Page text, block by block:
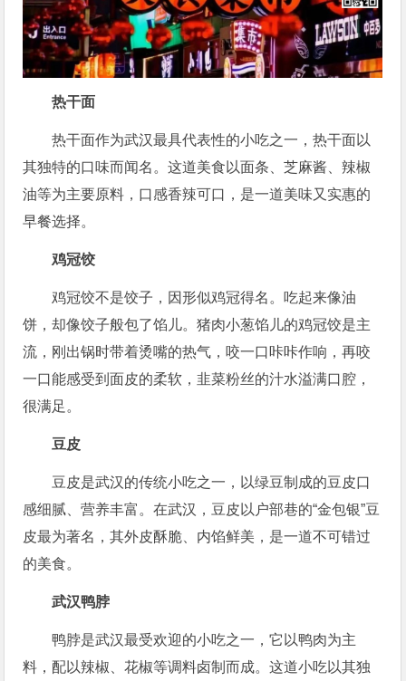
热干面
热干面作为武汉最具代表性的小吃之一，热干面以
其独特的口味而闻名。这道美食以面条、芝麻酱、辣椒
油等为主要原料，口感香辣可口，是一道美味又实惠的
早餐选择。
鸡冠饺
鸡冠饺不是饺子，因形似鸡冠得名。吃起来像油
饼，却像饺子般包了馅儿。猪肉小葱馅儿的鸡冠饺是主
流，刚出锅时带着烫嘴的热气，咬一口咔咔作响，再咬
一口能感受到面皮的柔软，韭菜粉丝的汁水溢满口腔，
很满足。
豆皮
豆皮是武汉的传统小吃之一，以绿豆制成的豆皮口
感细腻、营养丰富。在武汉，豆皮以户部巷的“金包银”豆
皮最为著名，其外皮酥脆、内馅鲜美，是一道不可错过
的美食。
武汉鸭脖
鸭脖是武汉最受欢迎的小吃之一，它以鸭肉为主
料，配以辣椒、花椒等调料卤制而成。这道小吃以其独